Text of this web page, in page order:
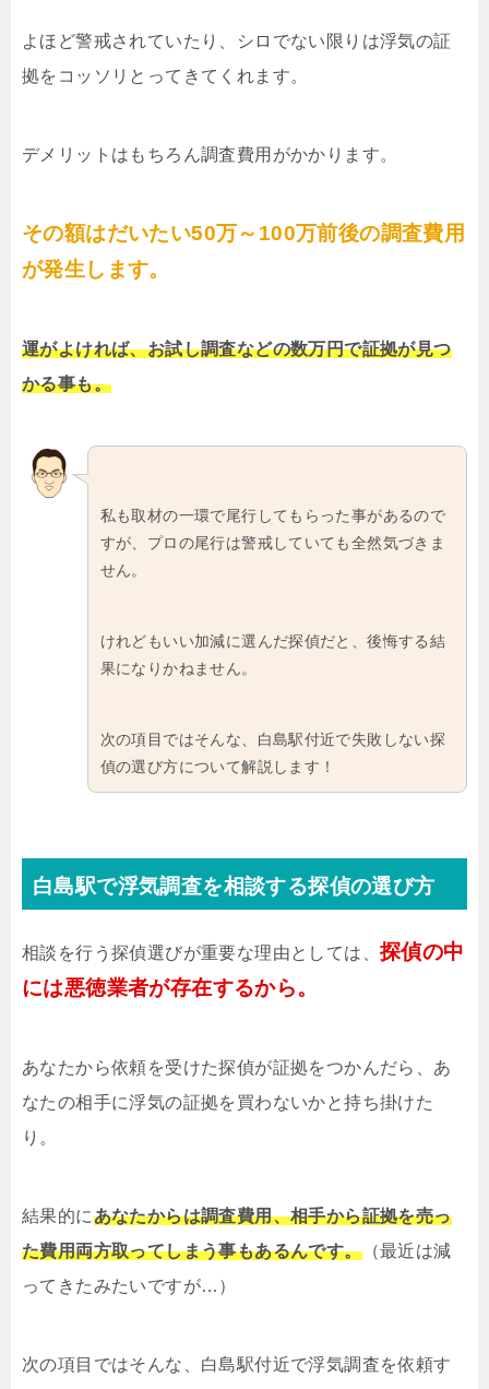
よほど警戒されていたり、シロでない限りは浮気の証
拠をコッソリとってきてくれます。
デメリットはもちろん調査費用がかかります。
その額はだいたい50万～100万前後の調査費用
が発生します。
運がよければ、お試し調査などの数万円で証拠が見つ
かる事も。
私も取材の一環で尾行してもらった事があるので
すが、プロの尾行は警戒していても全然気づきま
せん。
けれどもいい加減に選んだ探偵だと、後悔する結
果になりかねません。
次の項目ではそんな、白島駅付近で失敗しない探
偵の選び方について解説します！
白島駅で浮気調査を相談する探偵の選び方
相談を行う探偵選びが重要な理由としては、 探偵の中
には悪徳業者が存在するから。
あなたから依頼を受けた探偵が証拠をつかんだら、あ
なたの相手に浮気の証拠を買わないかと持ち掛けた
り。
結果的にあなたからは調査費用、相手から証拠を売っ
た費用両方取ってしまう事もあるんです。（最近は減
ってきたみたいですが…）
次の項目ではそんな、白島駅付近で浮気調査を依頼す